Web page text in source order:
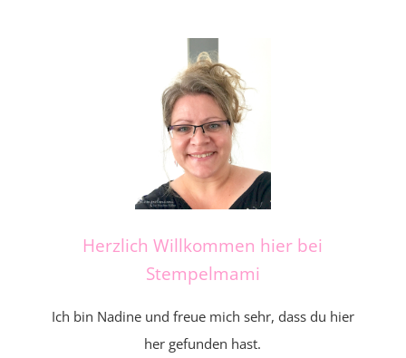
Herzlich Willkommen hier bei
Stempelmami
Ich bin Nadine und freue mich sehr, dass du hier
her gefunden hast.